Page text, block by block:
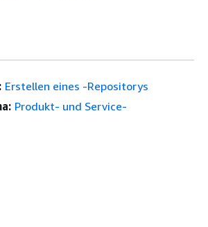
Erstellen eines -Repositorys
Produkt- und Service-